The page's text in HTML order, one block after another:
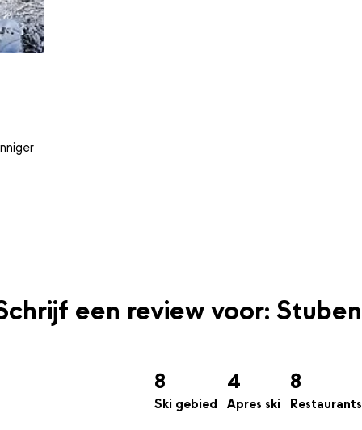
een review voor: Stuben
8
Ski gebied
4
Apres ski
8
Restaurants